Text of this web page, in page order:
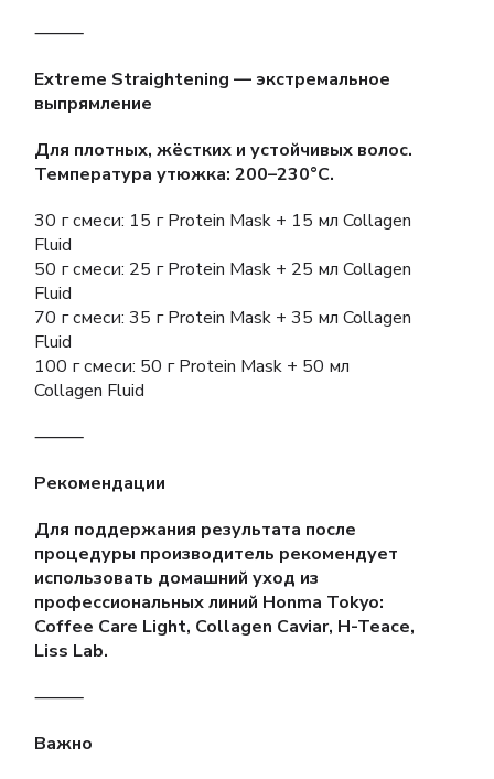
⸻
Extreme Straightening — экстремальное
выпрямление
Для плотных, жёстких и устойчивых волос.
Температура утюжка: 200–230°C.
30 г смеси: 15 г Protein Mask + 15 мл Collagen
Fluid
50 г смеси: 25 г Protein Mask + 25 мл Collagen
Fluid
70 г смеси: 35 г Protein Mask + 35 мл Collagen
Fluid
100 г смеси: 50 г Protein Mask + 50 мл
Collagen Fluid
⸻
Рекомендации
Для поддержания результата после
процедуры производитель рекомендует
использовать домашний уход из
профессиональных линий Honma Tokyo:
Coffee Care Light, Collagen Caviar, H-Teace,
Liss Lab.
⸻
Важно